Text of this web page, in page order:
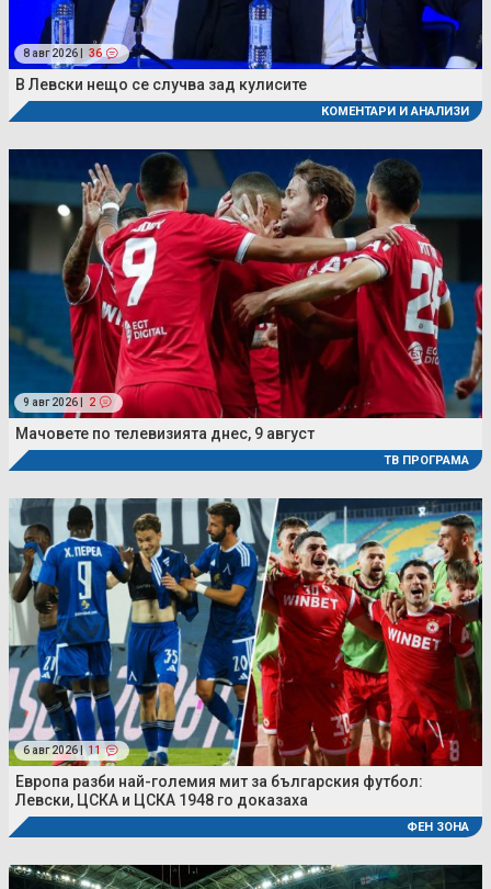
8 авг 2026 | 36
В Левски нещо се случва зад кулисите
КОМЕНТАРИ И АНАЛИЗИ
9 авг 2026 | 2
Мачовете по телевизията днес, 9 август
ТВ ПРОГРАМА
6 авг 2026 | 11
Европа разби най-големия мит за българския футбол:
Левски, ЦСКА и ЦСКА 1948 го доказаха
ФЕН ЗОНА